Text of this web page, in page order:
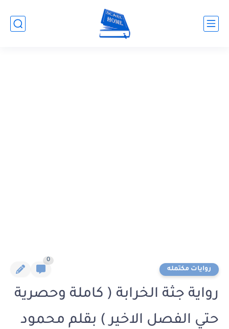
روايات مكتمله
0
رواية جثة الخرابة ( كاملة وحصرية
حتي الفصل الاخير ) بقلم محمود